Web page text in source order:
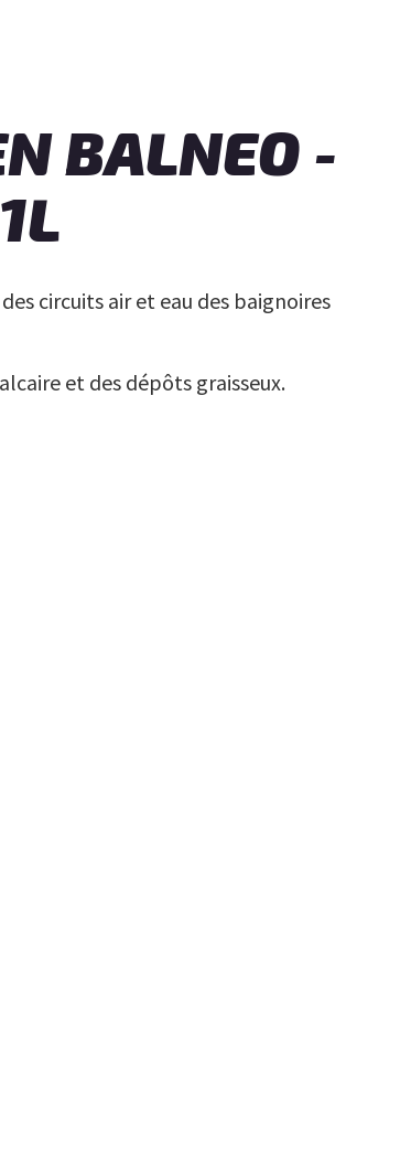
BALNEO -
1L
circuits air et eau des baignoires
et des dépôts graisseux.